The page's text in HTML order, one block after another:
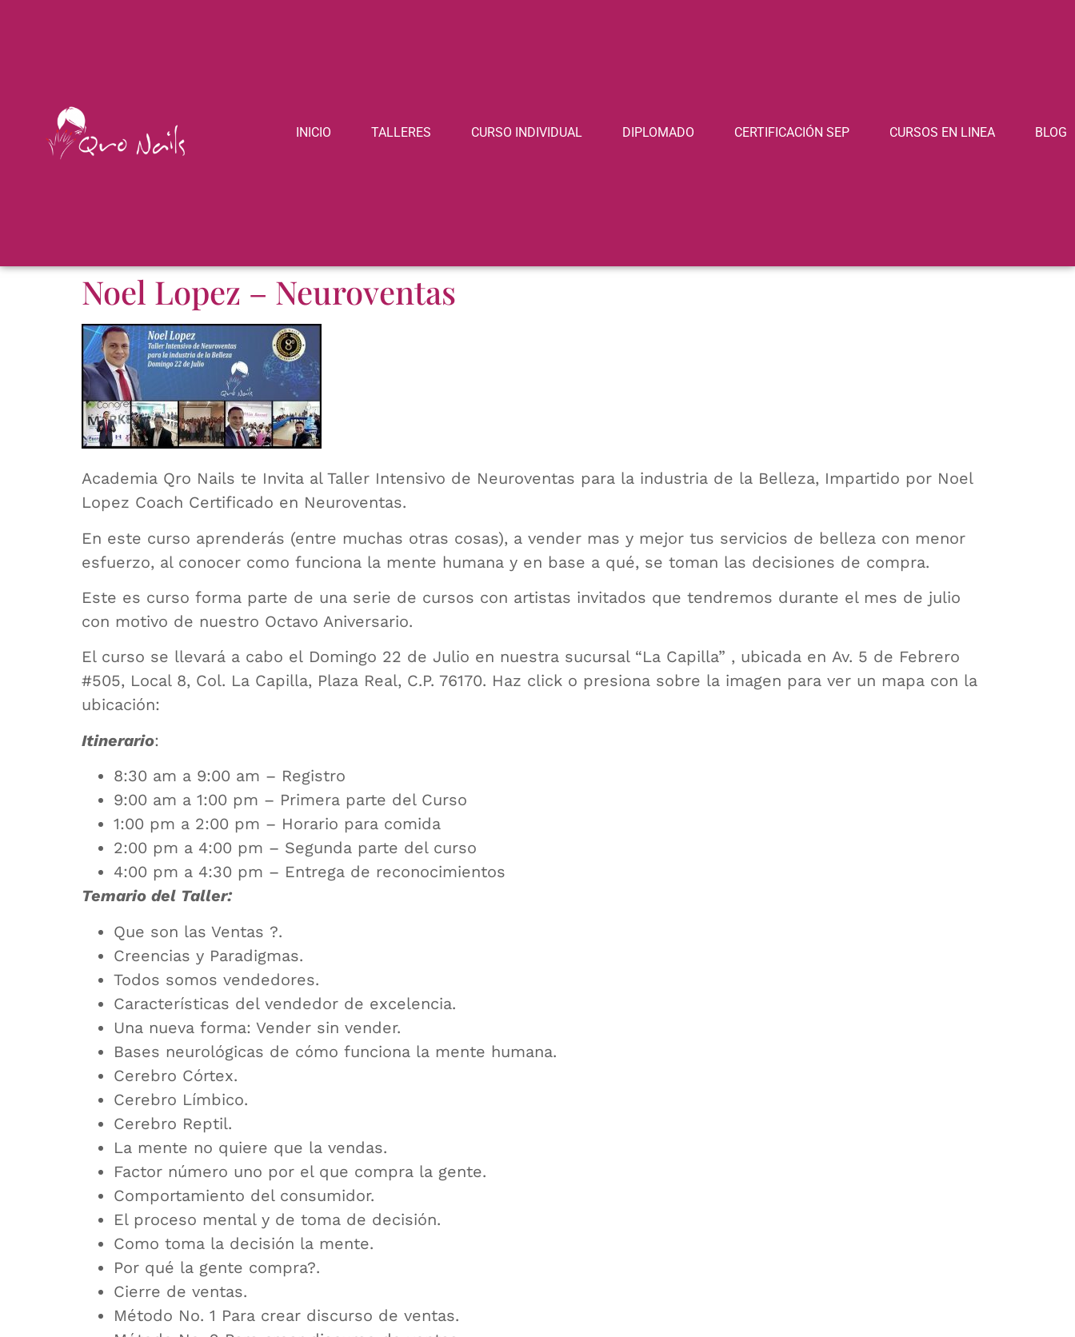
INICIO TALLERES CURSO INDIVIDUAL DIPLOMADO CERTIFICACIÓN SEP CURSOS EN LINEA BLOG
Noel Lopez – Neuroventas
Academia Qro Nails te Invita al Taller Intensivo de Neuroventas para la industria de la Belleza, Impartido por Noel
Lopez Coach Certificado en Neuroventas.
En este curso aprenderás (entre muchas otras cosas), a vender mas y mejor tus servicios de belleza con menor
esfuerzo, al conocer como funciona la mente humana y en base a qué, se toman las decisiones de compra.
Este es curso forma parte de una serie de cursos con artistas invitados que tendremos durante el mes de julio
con motivo de nuestro Octavo Aniversario.
El curso se llevará a cabo el Domingo 22 de Julio en nuestra sucursal “La Capilla” , ubicada en Av. 5 de Febrero
#505, Local 8, Col. La Capilla, Plaza Real, C.P. 76170. Haz click o presiona sobre la imagen para ver un mapa con la
ubicación:
Itinerario:
8:30 am a 9:00 am – Registro
9:00 am a 1:00 pm – Primera parte del Curso
1:00 pm a 2:00 pm – Horario para comida
2:00 pm a 4:00 pm – Segunda parte del curso
4:00 pm a 4:30 pm – Entrega de reconocimientos
Temario del Taller:
Que son las Ventas ?.
Creencias y Paradigmas.
Todos somos vendedores.
Características del vendedor de excelencia.
Una nueva forma: Vender sin vender.
Bases neurológicas de cómo funciona la mente humana.
Cerebro Córtex.
Cerebro Límbico.
Cerebro Reptil.
La mente no quiere que la vendas.
Factor número uno por el que compra la gente.
Comportamiento del consumidor.
El proceso mental y de toma de decisión.
Como toma la decisión la mente.
Por qué la gente compra?.
Cierre de ventas.
Método No. 1 Para crear discurso de ventas.